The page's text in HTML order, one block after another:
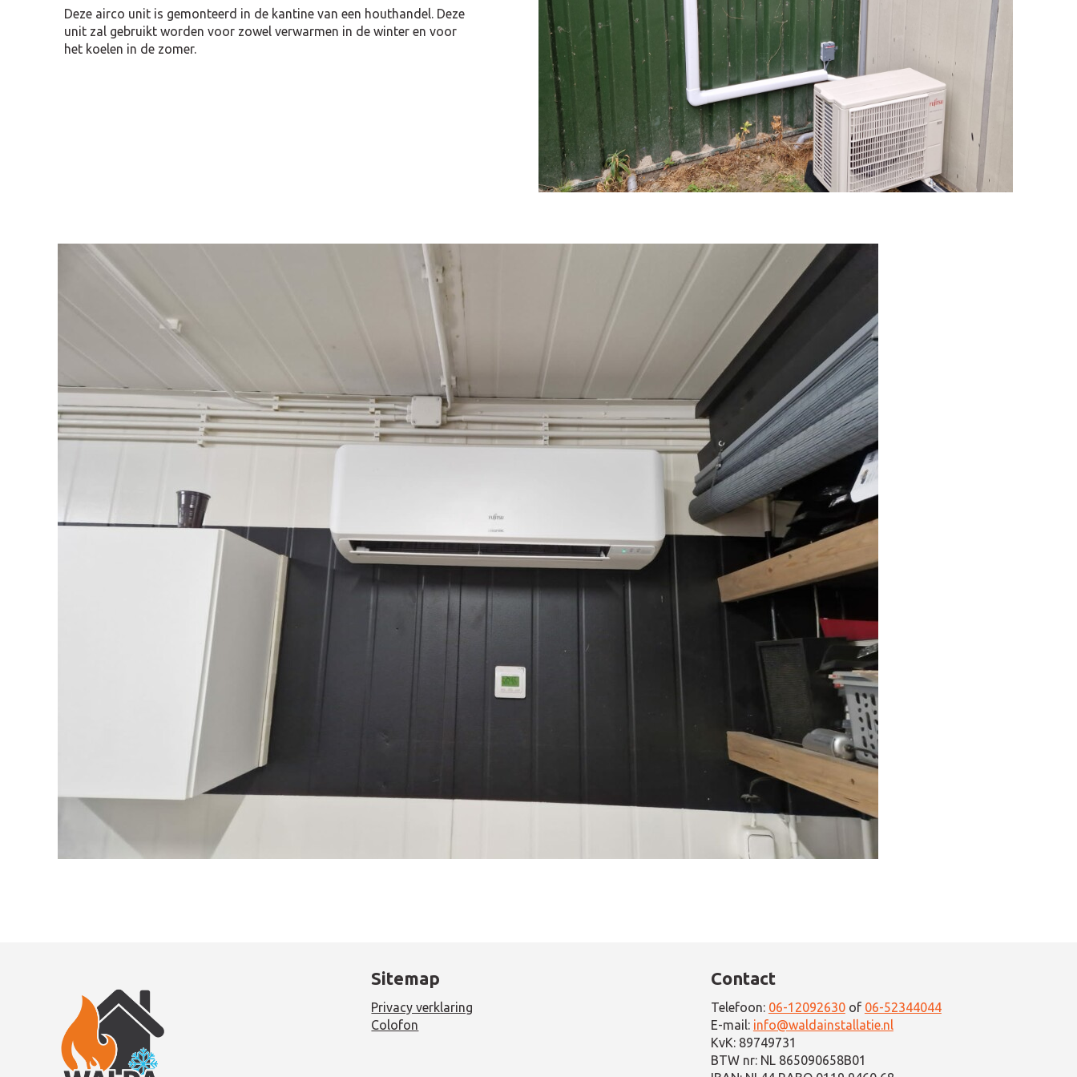
Deze airco unit is gemonteerd in de kantine van een houthandel. Deze
unit zal gebruikt worden voor zowel verwarmen in de winter en voor
het koelen in de zomer.
Sitemap
Privacy verklaring
Colofon
Contact
Telefoon: 06-12092630of 06-52344044
E-mail: info@waldainstallatie.nl
KvK: 89749731
BTW nr: NL 865090658B01